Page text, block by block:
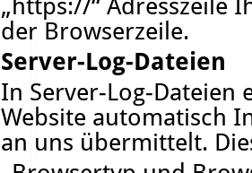
„https://“ Adresszeile
der Browserzeile.
Server-Log-Dateien
In Server-Log-
Website automatisch
an uns übermittelt.